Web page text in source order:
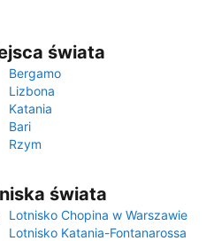
świata
Bergamo
Lizbona
Katania
Bari
Rzym
świata
Lotnisko Chopina w Warszawie
Lotnisko Katania-Fontanarossa